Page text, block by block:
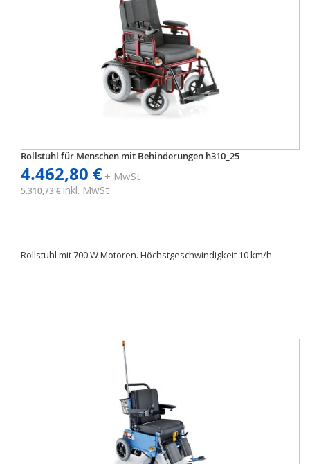
Rollstuhl für Menschen mit Behinderungen h310_25
4.462,80 €+ MwSt
5.310,73 € inkl. MwSt
Rollstuhl mit 700 W Motoren. Höchstgeschwindigkeit 10 km/h.